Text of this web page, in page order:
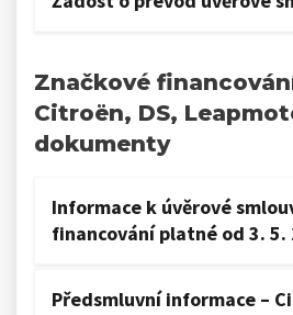
Značkové
Citroën, DS,
dokumenty
Informace k úvěrové
financování platné od 3. 5.
Předsmluvní informace –